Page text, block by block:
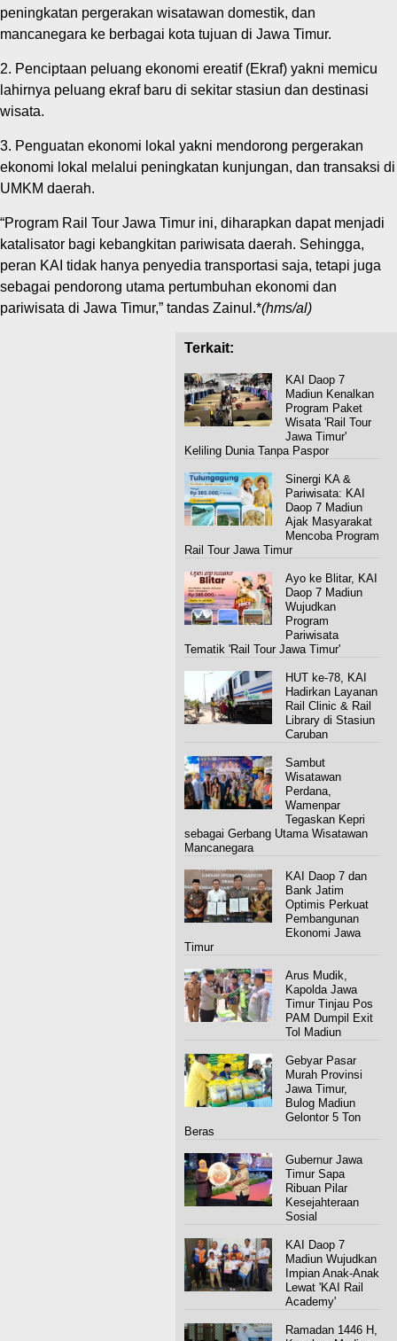
peningkatan pergerakan wisatawan domestik, dan
mancanegara ke berbagai kota tujuan di Jawa Timur.
2. Penciptaan peluang ekonomi ereatif (Ekraf) yakni memicu
lahirnya peluang ekraf baru di sekitar stasiun dan destinasi
wisata.
3. Penguatan ekonomi lokal yakni mendorong pergerakan
ekonomi lokal melalui peningkatan kunjungan, dan transaksi di
UMKM daerah.
“Program Rail Tour Jawa Timur ini, diharapkan dapat menjadi
katalisator bagi kebangkitan pariwisata daerah. Sehingga,
peran KAI tidak hanya penyedia transportasi saja, tetapi juga
sebagai pendorong utama pertumbuhan ekonomi dan
pariwisata di Jawa Timur,” tandas Zainul.*(hms/al)
Terkait:
KAI Daop 7
Madiun Kenalkan
Program Paket
Wisata 'Rail Tour
Jawa Timur'
Keliling Dunia Tanpa Paspor
Sinergi KA &
Pariwisata: KAI
Daop 7 Madiun
Ajak Masyarakat
Mencoba Program
Rail Tour Jawa Timur
Ayo ke Blitar, KAI
Daop 7 Madiun
Wujudkan
Program
Pariwisata
Tematik 'Rail Tour Jawa Timur'
HUT ke-78, KAI
Hadirkan Layanan
Rail Clinic & Rail
Library di Stasiun
Caruban
Sambut
Wisatawan
Perdana,
Wamenpar
Tegaskan Kepri
sebagai Gerbang Utama Wisatawan
Mancanegara
KAI Daop 7 dan
Bank Jatim
Optimis Perkuat
Pembangunan
Ekonomi Jawa
Timur
Arus Mudik,
Kapolda Jawa
Timur Tinjau Pos
PAM Dumpil Exit
Tol Madiun
Gebyar Pasar
Murah Provinsi
Jawa Timur,
Bulog Madiun
Gelontor 5 Ton
Beras
Gubernur Jawa
Timur Sapa
Ribuan Pilar
Kesejahteraan
Sosial
KAI Daop 7
Madiun Wujudkan
Impian Anak-Anak
Lewat 'KAI Rail
Academy'
Ramadan 1446 H,